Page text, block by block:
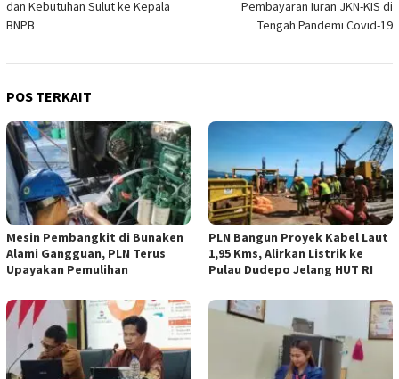
dan Kebutuhan Sulut ke Kepala
BNPB
Pembayaran Iuran JKN-KIS di
Tengah Pandemi Covid-19
POS TERKAIT
Mesin Pembangkit di Bunaken
Alami Gangguan, PLN Terus
Upayakan Pemulihan
PLN Bangun Proyek Kabel Laut
1,95 Kms, Alirkan Listrik ke
Pulau Dudepo Jelang HUT RI